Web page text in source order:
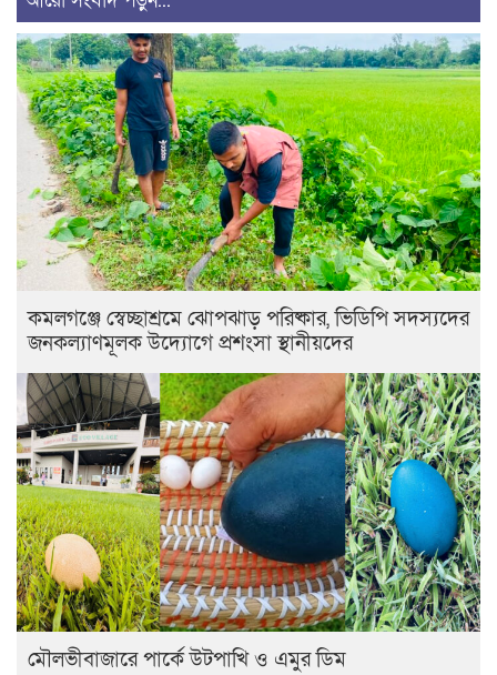
কমলগঞ্জে স্বেচ্ছাশ্রমে ঝোপঝাড় পরিষ্কার, ভিডিপি সদস্যদের
জনকল্যাণমূলক উদ্যোগে প্রশংসা স্থানীয়দের
মৌলভীবাজারে পার্কে উটপাখি ও এমুর ডিম